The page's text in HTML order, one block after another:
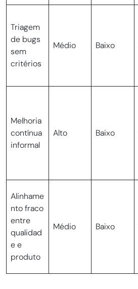
Triagem
de bugs
sem
critérios
Médio Baixo
Melhoria
contínua
informal
Alto Baixo
Alinhame
nto fraco
entre
qualidad
e e
produto
Médio Baixo